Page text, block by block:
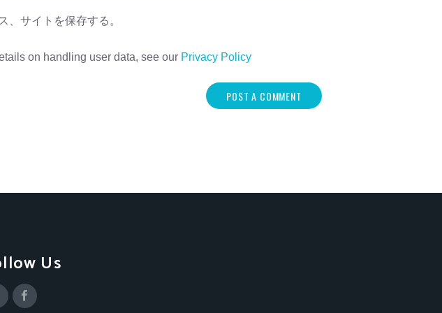
、サイトを保存する。
on handling user data, see our Privacy Policy
Us